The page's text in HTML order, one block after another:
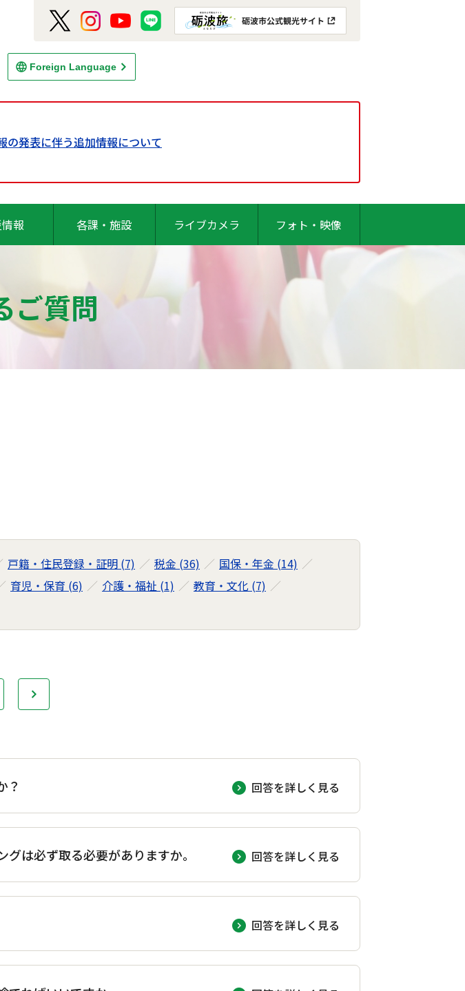
Foreign Language
の発表に伴う追加情報について
報 各課・施設 ライブカメラ フォト・映像
ご質問
戸籍・住民登録・証明 (7) 税金 (36)
国保・年金 (14)
育児・保育 (6) 介護・福祉 (1)
教育・文化 (7)
？ 回答を詳しく見る
は必ず取る必要がありますか。 回答を詳しく見る
回答を詳しく見る